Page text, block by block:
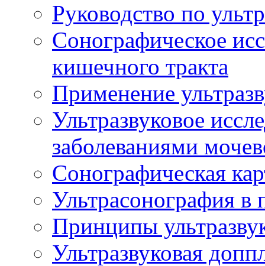
Руководство по
Сонографическое
кишечного тракта
Применение
Ультразвуковое
заболеваниями
Сонографическая
Ультрасонография в
Принципы
Ультразвуковая